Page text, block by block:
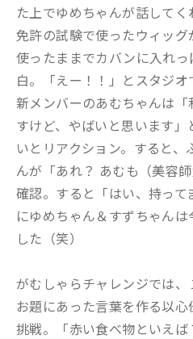
た上でゆめちゃんが話して
免許の試験で使ったウィッ
使ったままでカバンに入れ
白。「えー！！」とスタジオ
新メンバーのあむちゃんは
すけど、やばいと思います
いとリアクション。すると
んが「あれ？ あむも（美容
確認。すると「はい、持っ
にゆめちゃん＆すずちゃん
した（笑）
がむしゃらチャレンジでは
お題にあった言葉を作る以
挑戦。「赤い食べ物といえ